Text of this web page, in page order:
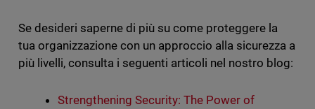
Se desideri saperne di più su come proteggere la
tua organizzazione con un approccio alla sicurezza a
più livelli, consulta i seguenti articoli nel nostro blog:
Strengthening Security: The Power of